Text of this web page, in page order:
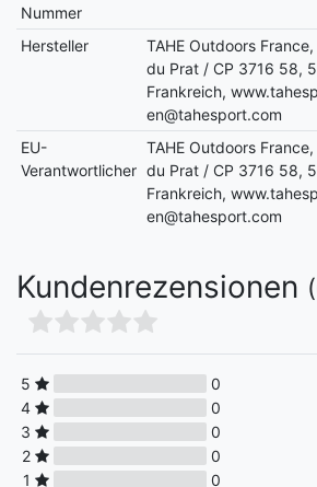
Nummer
Hersteller
TAHE Outdoors
du Prat / CP 3716 58,
Frankreich,
en@tahesport.com
EU-
Verantwortlicher
TAHE Outdoors
du Prat / CP 3716 58,
Frankreich,
en@tahesport.com
Kundenrezensionen
5
0
4
0
3
0
2
0
1
0